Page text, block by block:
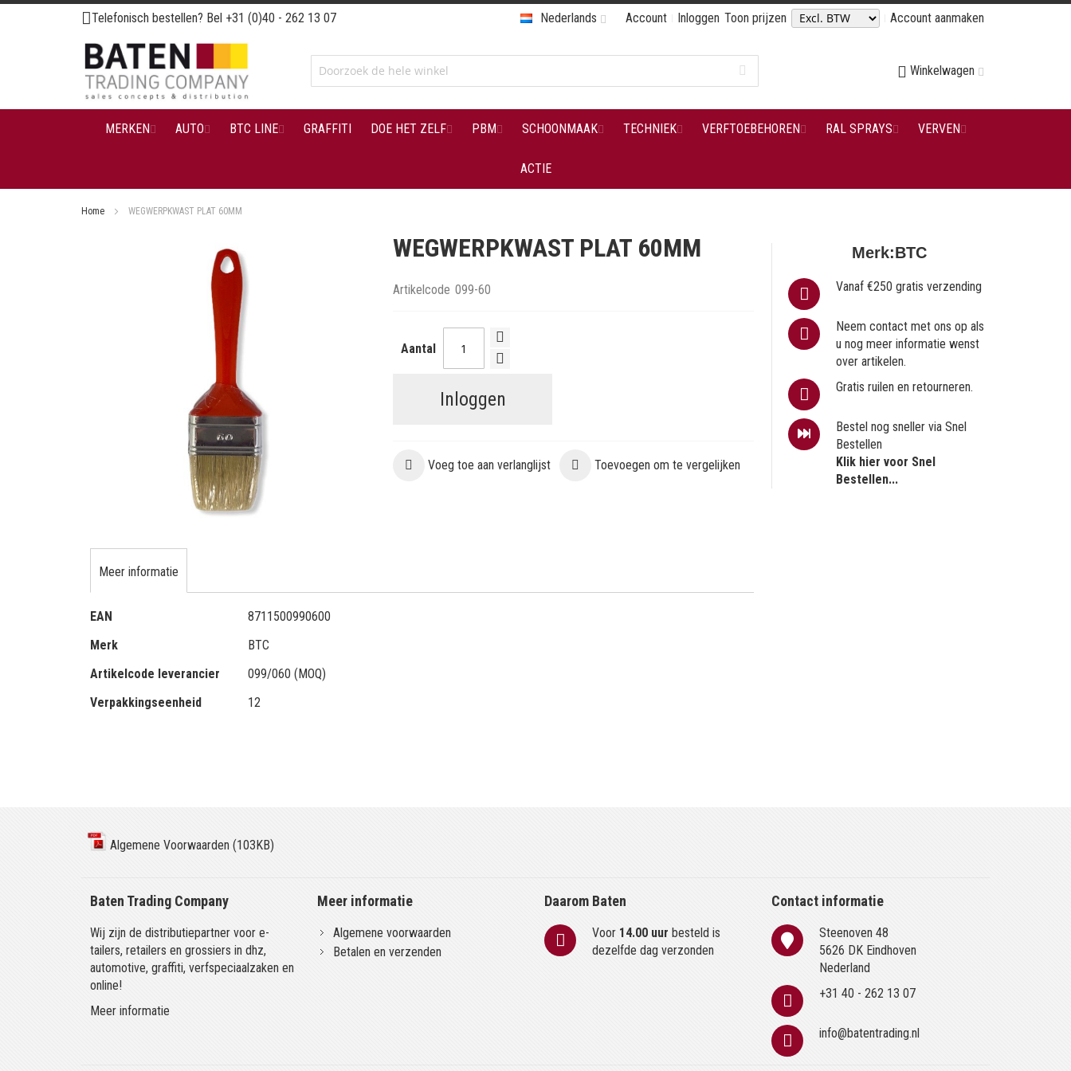
Ga
naar
de
inhoud
Telefonisch bestellen? Bel +31 (0)40 - 262 13 07 Account Inloggen Toon prijzen Account aanmaken
Nederlands
Winkelwagen
MERKEN AUTO BTC LINE GRAFFITI DOE HET ZELF PBM SCHOONMAAK TECHNIEK VERFTOEBEHOREN RAL SPRAYS VERVEN
ACTIE
Home WEGWERPKWAST PLAT 60MM
naar
begin
de
afbeeldingen-
WEGWERPKWAST PLAT 60MM
Artikelcode 099-60
Aantal
Inloggen
Voeg toe aan verlanglijst Toevoegen om te vergelijken
Merk:BTC
Vanaf €250 gratis verzending
Neem contact met ons op als
u nog meer informatie wenst
over artikelen.
Gratis ruilen en retourneren.
Bestel nog sneller via Snel
Bestellen
Klik hier voor Snel
Bestellen...
Meer informatie
Meer
EAN
8711500990600
Merk
BTC
Artikelcode leverancier
099/060 (MOQ)
Verpakkingseenheid
12
Algemene Voorwaarden (103KB)
Baten Trading Company
Wij zijn de distributiepartner voor e-
tailers, retailers en grossiers in dhz,
automotive, graffiti, verfspeciaalzaken en
online!
Meer informatie
Meer informatie
Algemene voorwaarden
Betalen en verzenden
Daarom Baten
Voor 14.00 uur besteld is
dezelfde dag verzonden
Contact informatie
Steenoven 48
5626 DK Eindhoven
Nederland
+31 40 - 262 13 07
info@batentrading.nl